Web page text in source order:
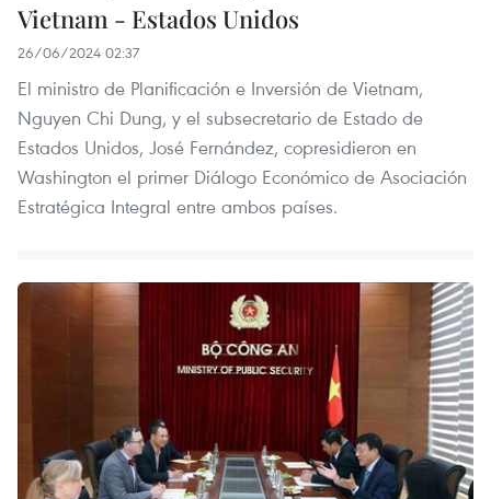
Vietnam - Estados Unidos
26/06/2024 02:37
El ministro de Planificación e Inversión de Vietnam,
Nguyen Chi Dung, y el subsecretario de Estado de
Estados Unidos, José Fernández, copresidieron en
Washington el primer Diálogo Económico de Asociación
Estratégica Integral entre ambos países.